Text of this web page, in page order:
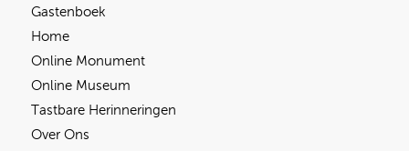
Gastenboek
Home
Online Monument
Online Museum
Tastbare Herinneringen
Over Ons